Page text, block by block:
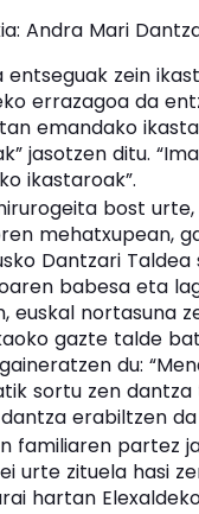
Andra Mari
entseguak zein
errazagoa da
emandako
jasotzen ditu.
ikastaroak”.
bost
mehatxupean,
Dantzari
babesa eta
euskal nortasuna
gazte talde
du:
sortu zen dantza
erabiltzen
familiaren partez
urte zituela hasi
hartan